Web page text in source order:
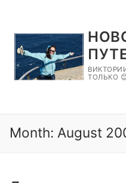
content
ТОЛЬКО
Month: August